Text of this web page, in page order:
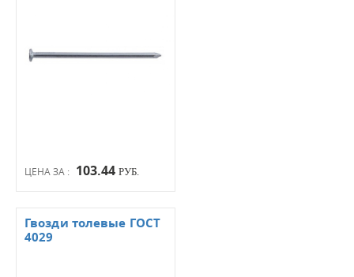
ЦЕНА ЗА : 103.44 РУБ.
Гвозди толевые ГОСТ
4029